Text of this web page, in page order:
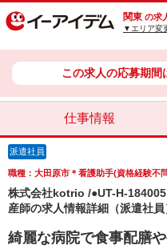
関東 の求
▼エリア変
この求人の応募期間
仕事情報
派遣社員
職種：大田原市＊看護助手(資格経験不
株式会社kotrio /●UT-H-
産師の求人情報詳細（派遣社
綺麗な病院で食事配膳